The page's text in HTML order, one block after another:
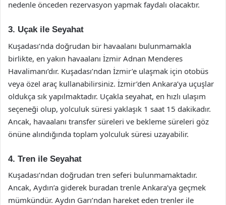
nedenle önceden rezervasyon yapmak faydalı olacaktır.
3. Uçak ile Seyahat
Kuşadası’nda doğrudan bir havaalanı bulunmamakla
birlikte, en yakın havaalanı İzmir Adnan Menderes
Havalimanı’dır. Kuşadası’ndan İzmir’e ulaşmak için otobüs
veya özel araç kullanabilirsiniz. İzmir’den Ankara’ya uçuşlar
oldukça sık yapılmaktadır. Uçakla seyahat, en hızlı ulaşım
seçeneği olup, yolculuk süresi yaklaşık 1 saat 15 dakikadır.
Ancak, havaalanı transfer süreleri ve bekleme süreleri göz
önüne alındığında toplam yolculuk süresi uzayabilir.
4. Tren ile Seyahat
Kuşadası’ndan doğrudan tren seferi bulunmamaktadır.
Ancak, Aydın’a giderek buradan trenle Ankara’ya geçmek
mümkündür. Aydın Garı’ndan hareket eden trenler ile